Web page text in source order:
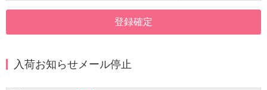
入荷お知らせメール停止